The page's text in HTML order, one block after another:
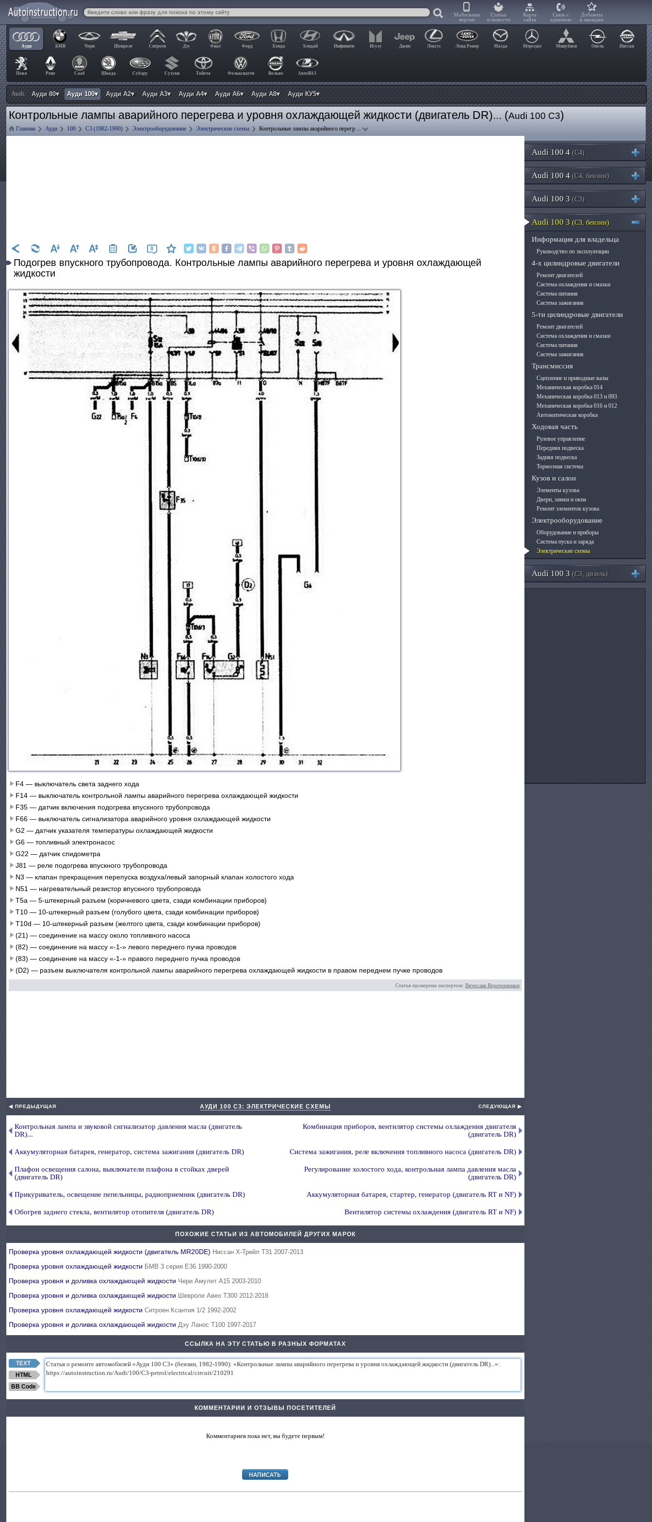
Мобильная
версия
Статьи
и новости
Карта
сайта
Связь с
админом
Добавить
в закладки
Ауди БМВ Чери Шевроле Ситроен Дэу Фиат Форд Хонда Хендай Инфинити Исузу Джип Лексус Ленд Ровер Мазда Мерседес Мицубиси Опель Ниссан
Пежо Рено Сааб Шкода Субару Сузуки Тойота Фольксваген Вольво АвтоВАЗ
Audi: Ауди 80▾ Ауди 100▾ Ауди А2▾ Ауди А3▾ Ауди А4▾ Ауди А6▾ Ауди А8▾ Ауди КУ5▾
Контрольные лампы аварийного перегрева и уровня охлаждающей жидкости (двигатель DR)... (Audi 100 C3)
Главная Ауди 100 C3 (1982-1990) Электрооборудование Электрические схемы Контрольные лампы аварийного перегр…
0
Подогрев впускного трубопровода. Контрольные лампы аварийного перегрева и уровня охлаждающей
жидкости
F4 — выключатель света заднего хода
F14 — выключатель контрольной лампы аварийного перегрева охлаждающей жидкости
F35 — датчик включения подогрева впускного трубопровода
F66 — выключатель сигнализатора аварийного уровня охлаждающей жидкости
G2 — датчик указателя температуры охлаждающей жидкости
G6 — топливный электронасос
G22 — датчик спидометра
J81 — реле подогрева впускного трубопровода
N3 — клапан прекращения перепуска воздуха/левый запорный клапан холостого хода
N51 — нагревательный резистор впускного трубопровода
Т5а — 5-штекерный разъем (коричневого цвета, сзади комбинации приборов)
Т10 — 10-штекерный разъем (голубого цвета, сзади комбинации приборов)
T10d — 10-штекерный разъем (желтого цвета, сзади комбинации приборов)
(21) — соединение на массу около топливного насоса
(82) — соединение на массу «-1-» левого переднего пучка проводов
(83) — соединение на массу «-1-» правого переднего пучка проводов
(D2) — разъем выключателя контрольной лампы аварийного перегрева охлаждающей жидкости в правом переднем пучке проводов
Статья проверена экспертом: Вячеслав Веретенников
◀ ПРЕДЫДУЩАЯ АУДИ 100 С3: ЭЛЕКТРИЧЕСКИЕ СХЕМЫ СЛЕДУЮЩАЯ ▶
Контрольная лампа и звуковой сигнализатор давления масла (двигатель
DR)...
Аккумуляторная батарея, генератор, система зажигания (двигатель DR)
Плафон освещения салона, выключатели плафона в стойках дверей
(двигатель DR)
Прикуриватель, освещение пепельницы, радиоприемник (двигатель DR)
Обогрев заднего стекла, вентилятор отопителя (двигатель DR)
Комбинация приборов, вентилятор системы охлаждения двигателя
(двигатель DR)
Система зажигания, реле включения топливного насоса (двигатель DR)
Регулирование холостого хода, контрольная лампа давления масла
(двигатель DR)
Аккумуляторная батарея, стартер, генератор (двигатель RT и NF)
Вентилятор системы охлаждения (двигатель RT и NF)
ПОХОЖИЕ СТАТЬИ ИЗ АВТОМОБИЛЕЙ ДРУГИХ МАРОК
Проверка уровня охлаждающей жидкости (двигатель MR20DE) Ниссан Х-Трейл Т31 2007-2013
Проверка уровня охлаждающей жидкости БМВ 3 серия Е36 1990-2000
Проверка уровня и доливка охлаждающей жидкости Чери Амулет А15 2003-2010
Проверка уровня и доливка охлаждающей жидкости Шевроле Авео Т300 2012-2018
Проверка уровня охлаждающей жидкостиСитроен Ксантия 1/2 1992-2002
Проверка уровня и доливка охлаждающей жидкости Дэу Ланос Т100 1997-2017
ССЫЛКА НА ЭТУ СТАТЬЮ В РАЗНЫХ ФОРМАТАХ
TEXT
HTML
BB Code
КОММЕНТАРИИ И ОТЗЫВЫ ПОСЕТИТЕЛЕЙ
Комментариев пока нет, вы будете первым!
Audi 100 4 (C4)
Audi 100 4 (C4, бензин)
Audi 100 3 (C3)
Audi 100 3 (C3, бензин)
Информация для владельца
Руководство по эксплуатации
4-х цилиндровые двигатели
Ремонт двигателей
Система охлаждения и смазки
Система питания
Система зажигания
5-ти цилиндровые двигатели
Ремонт двигателей
Система охлаждения и смазки
Система питания
Система зажигания
Трансмиссия
Сцепление и приводные валы
Механическая коробка 014
Механическая коробка 013 и 093
Механическая коробка 016 и 012
Автоматическая коробка
Ходовая часть
Рулевое управление
Передняя подвеска
Задняя подвеска
Тормозная система
Кузов и салон
Элементы кузова
Двери, замки и окна
Ремонт элементов кузова
Электрооборудование
Оборудование и приборы
Система пуска и заряда
Электрические схемы
Audi 100 3 (C3, дизель)